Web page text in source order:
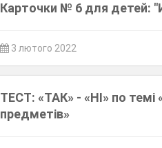
Карточки № 6 для детей:
3 лютого 2022
ТЕСТ: «ТАК» - «НІ» по темі
предметів»